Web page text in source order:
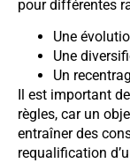
pour différentes
Une
Une
Un
Il est important
règles, car un
entraîner des
requalification